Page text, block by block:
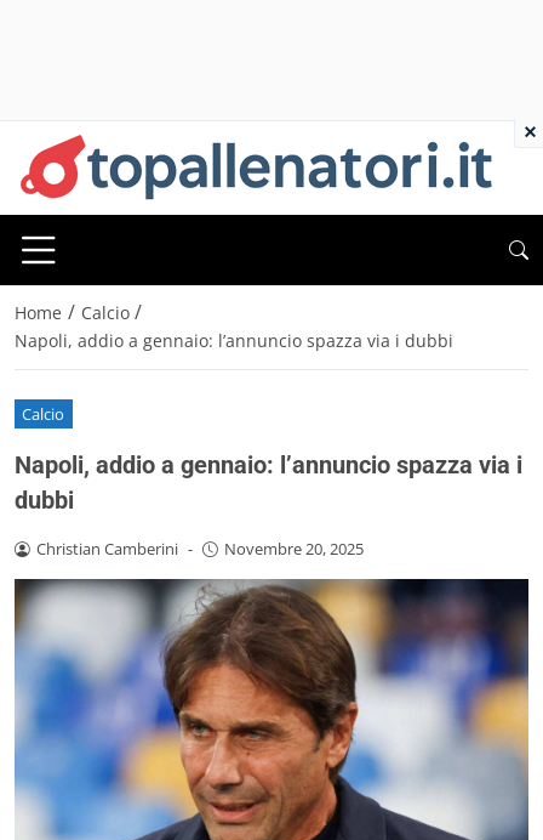
Home / Calcio /
Napoli, addio a gennaio: l’annuncio spazza via i dubbi
Calcio
Napoli, addio a gennaio: l’annuncio spazza via i
dubbi
Christian Camberini - Novembre 20, 2025
×